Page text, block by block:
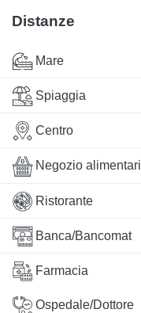
Distanze
Mare
Spiaggia
Centro
Negozio alimentari
Ristorante
Banca/Bancomat
Farmacia
Ospedale/Dottore